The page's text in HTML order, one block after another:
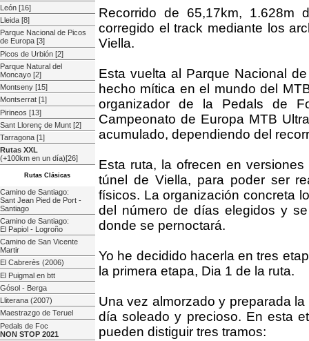
León [16]
Lleida [8]
Parque Nacional de Picos
de Europa [3]
Picos de Urbión [2]
Parque Natural del
Moncayo [2]
Montseny [15]
Montserrat [1]
Pirineos [13]
Sant Llorenç de Munt [2]
Tarragona [1]
Rutas XXL
(+100km en un día)[26]
Rutas Clásicas
Camino de Santiago:
Sant Jean Pied de Port -
Santiago
Camino de Santiago:
El Papiol - Logroño
Camino de San Vicente
Martir
El Cabrerès (2006)
El Puigmal en btt
Gósol - Berga
Lliterana (2007)
Maestrazgo de Teruel
Pedals de Foc
NON STOP 2021
Recorrido de 65,17km, 1.628m
corregido el track mediante los
Viella.
Esta vuelta al Parque Nacional
hecho mítica en el mundo del
organizador de la Pedals de
Campeonato de Europa MTB
acumulado, dependiendo del
Esta ruta, la ofrecen en
túnel de Viella, para poder ser
físicos. La organización concreta
del número de días elegidos y
donde se pernoctará.
Yo he decidido hacerla en tres
la primera etapa, Dia 1 de la ruta.
Una vez almorzado y preparada
día soleado y precioso. En esta
pueden distiguir tres tramos: